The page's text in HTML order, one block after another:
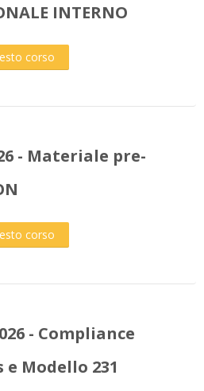
INTERNO
corso
- Materiale pre-
corso
- Compliance
Modello 231